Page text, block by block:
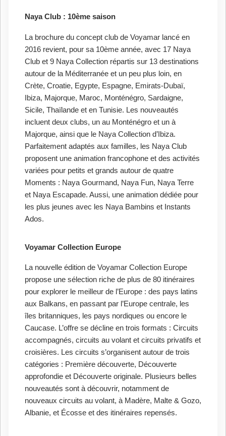
Naya Club : 10ème saison
La brochure du concept club de Voyamar lancé en
2016 revient, pour sa 10ème année, avec 17 Naya
Club et 9 Naya Collection répartis sur 13 destinations
autour de la Méditerranée et un peu plus loin, en
Crète, Croatie, Egypte, Espagne, Emirats-Dubaï,
Ibiza, Majorque, Maroc, Monténégro, Sardaigne,
Sicile, Thaïlande et en Tunisie. Les nouveautés
incluent deux clubs, un au Monténégro et un à
Majorque, ainsi que le Naya Collection d’Ibiza.
Parfaitement adaptés aux familles, les Naya Club
proposent une animation francophone et des activités
variées pour petits et grands autour de quatre
Moments : Naya Gourmand, Naya Fun, Naya Terre
et Naya Escapade. Aussi, une animation dédiée pour
les plus jeunes avec les Naya Bambins et Instants
Ados.
Voyamar Collection Europe
La nouvelle édition de Voyamar Collection Europe
propose une sélection riche de plus de 80 itinéraires
pour explorer le meilleur de l’Europe : des pays latins
aux Balkans, en passant par l’Europe centrale, les
îles britanniques, les pays nordiques ou encore le
Caucase. L’offre se décline en trois formats : Circuits
accompagnés, circuits au volant et circuits privatifs et
croisières. Les circuits s’organisent autour de trois
catégories : Première découverte, Découverte
approfondie et Découverte originale. Plusieurs belles
nouveautés sont à découvrir, notamment de
nouveaux circuits au volant, à Madère, Malte & Gozo,
Albanie, et Écosse et des itinéraires repensés.